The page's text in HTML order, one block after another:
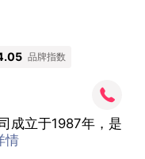
品牌指数
成立于1987年，是
情